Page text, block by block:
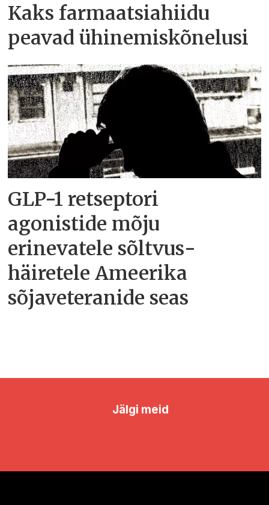
Kaks farmaatsiahiidu
peavad ühinemiskõnelusi
GLP-1 retseptori
agonistide mõju
erinevatele sõltvus­
häiretele Ameerika
sõjaveteranide seas
Jälgi meid